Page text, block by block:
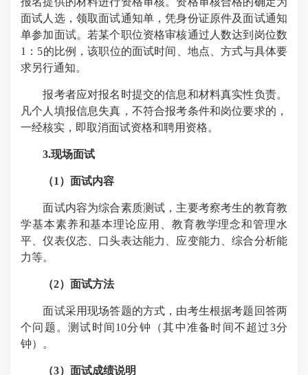
面试人选，领取面试通知单，凭身份证原件及面试通知
单参加面试。若某个职位资格审核通过人数达到岗位数
1 ： 5的比例，该职位的面试时间、地点、方式与具体要
求另行通知。
报考者应对报名时提交的信息和材料真实性负责。
凡个人填报信息失真，不符合报考条件和岗位要求的，
一经核实，即取消面试资格和聘用资格。
3.现场面试
（1 ）面试内容
面试内容为综合素质测试，主要考察考生的教育教
学基本素养和基本理论应用、教育教学理念和管理水
平、仪表仪态、口头表达能力、应变能力、综合分析能
力等。
（2）面试方法
面试采用现场答题的方式，由考生根据考题回答两
个问题。测试时间 10分钟（其中准备时间不超过3分
钟）。
（3）面试成绩说明